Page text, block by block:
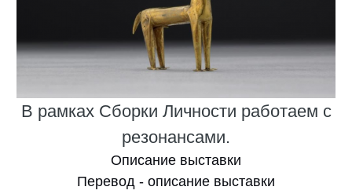
В рамках Сборки Личности работаем с
резонансами.
Описание выставки
Перевод - описание выставки